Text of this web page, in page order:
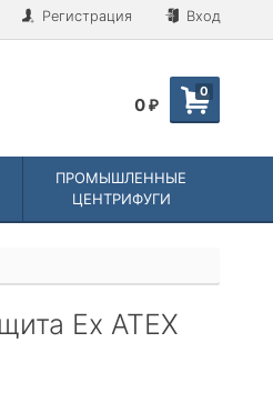
Регистрация Вход
0
0 ₽
ПРОМЫШЛЕННЫЕ
ЦЕНТРИФУГИ
Ex ATEX